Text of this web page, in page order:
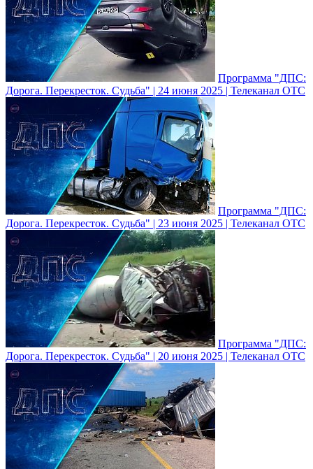
Программа "ДПС:
Дорога. Перекресток. Судьба" | 24 июня 2025 | Телеканал ОТС
Программа "ДПС:
Дорога. Перекресток. Судьба" | 23 июня 2025 | Телеканал ОТС
Программа "ДПС:
Дорога. Перекресток. Судьба" | 20 июня 2025 | Телеканал ОТС